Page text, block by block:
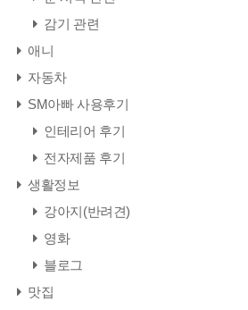
감기 관련
애니
자동차
SM아빠 사용후기
인테리어 후기
전자제품 후기
생활정보
강아지(반려견)
영화
블로그
맛집